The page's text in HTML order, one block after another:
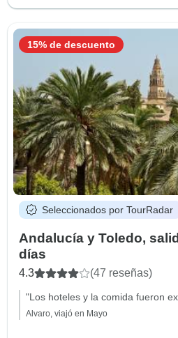
Seleccionados por TourRadar
Andalucía y Toledo,
días
4.3 (47 reseñas)
"Los hoteles y la comida fueron
Alvaro, viajó en Mayo
15% de descuento